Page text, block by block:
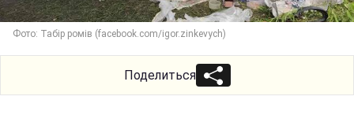
Фото: Табір ромів (facebook.com/igor.zinkevych)
Поделиться